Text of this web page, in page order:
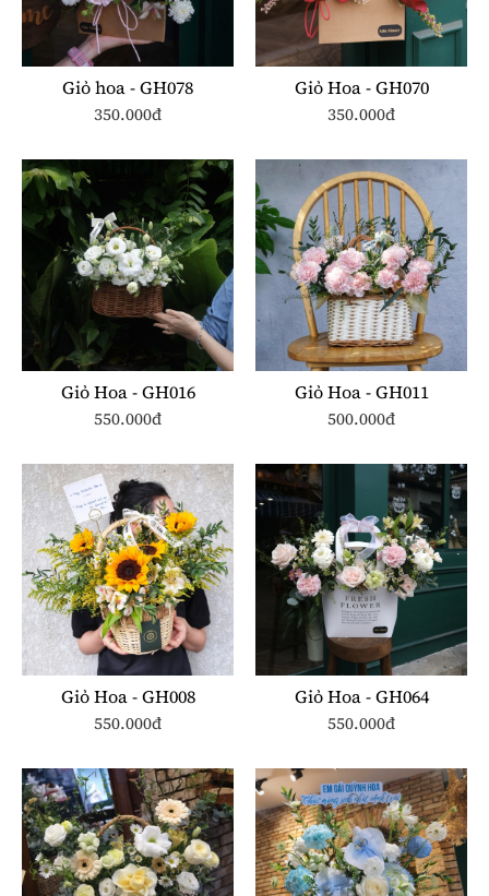
Giỏ hoa - GH078
350.000đ
Giỏ Hoa - GH070
350.000đ
Giỏ Hoa - GH016
550.000đ
Giỏ Hoa - GH011
500.000đ
Giỏ Hoa - GH008
550.000đ
Giỏ Hoa - GH064
550.000đ